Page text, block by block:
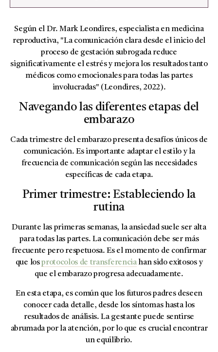
Según el Dr. Mark Leondires, especialista en medicina
reproductiva, "La comunicación clara desde el inicio del
proceso de gestación subrogada reduce
significativamente el estrés y mejora los resultados tanto
médicos como emocionales para todas las partes
involucradas" (Leondires, 2022).
Navegando las diferentes etapas del
embarazo
Cada trimestre del embarazo presenta desafíos únicos de
comunicación. Es importante adaptar el estilo y la
frecuencia de comunicación según las necesidades
específicas de cada etapa.
Primer trimestre: Estableciendo la
rutina
Durante las primeras semanas, la ansiedad suele ser alta
para todas las partes. La comunicación debe ser más
frecuente pero respetuosa. Es el momento de confirmar
que losprotocolos de transferenciahan sido exitosos y
que el embarazo progresa adecuadamente.
En esta etapa, es común que los futuros padres deseen
conocer cada detalle, desde los síntomas hasta los
resultados de análisis. La gestante puede sentirse
abrumada por la atención, por lo que es crucial encontrar
un equilibrio.